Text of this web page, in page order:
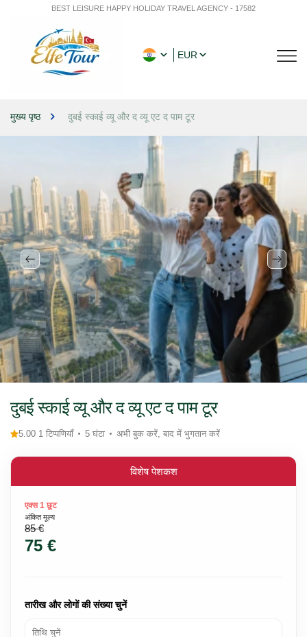
BEST LEISURE HAPPY HOLIDAY TRAVEL AGENCY - 17582
EUR
मुख्य पृष्ठ दुबई स्काई व्यू और द व्यू एट द पाम टूर
दुबई स्काई व्यू और द व्यू एट द पाम टूर
5.00 1 टिप्पणियाँ 5 घंटा अभी बुक करें, बाद में भुगतान करें
विशेष पेशकश
एक्स 1 छूट
अंकित मूल्य
85 €
75 €
तारीख और लोगों की संख्या चुनें
तिथि चुनें